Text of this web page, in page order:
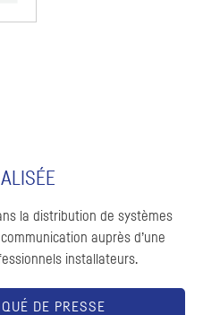
la distribution de systèmes
auprès d’une
installateurs.
DE PRESSE